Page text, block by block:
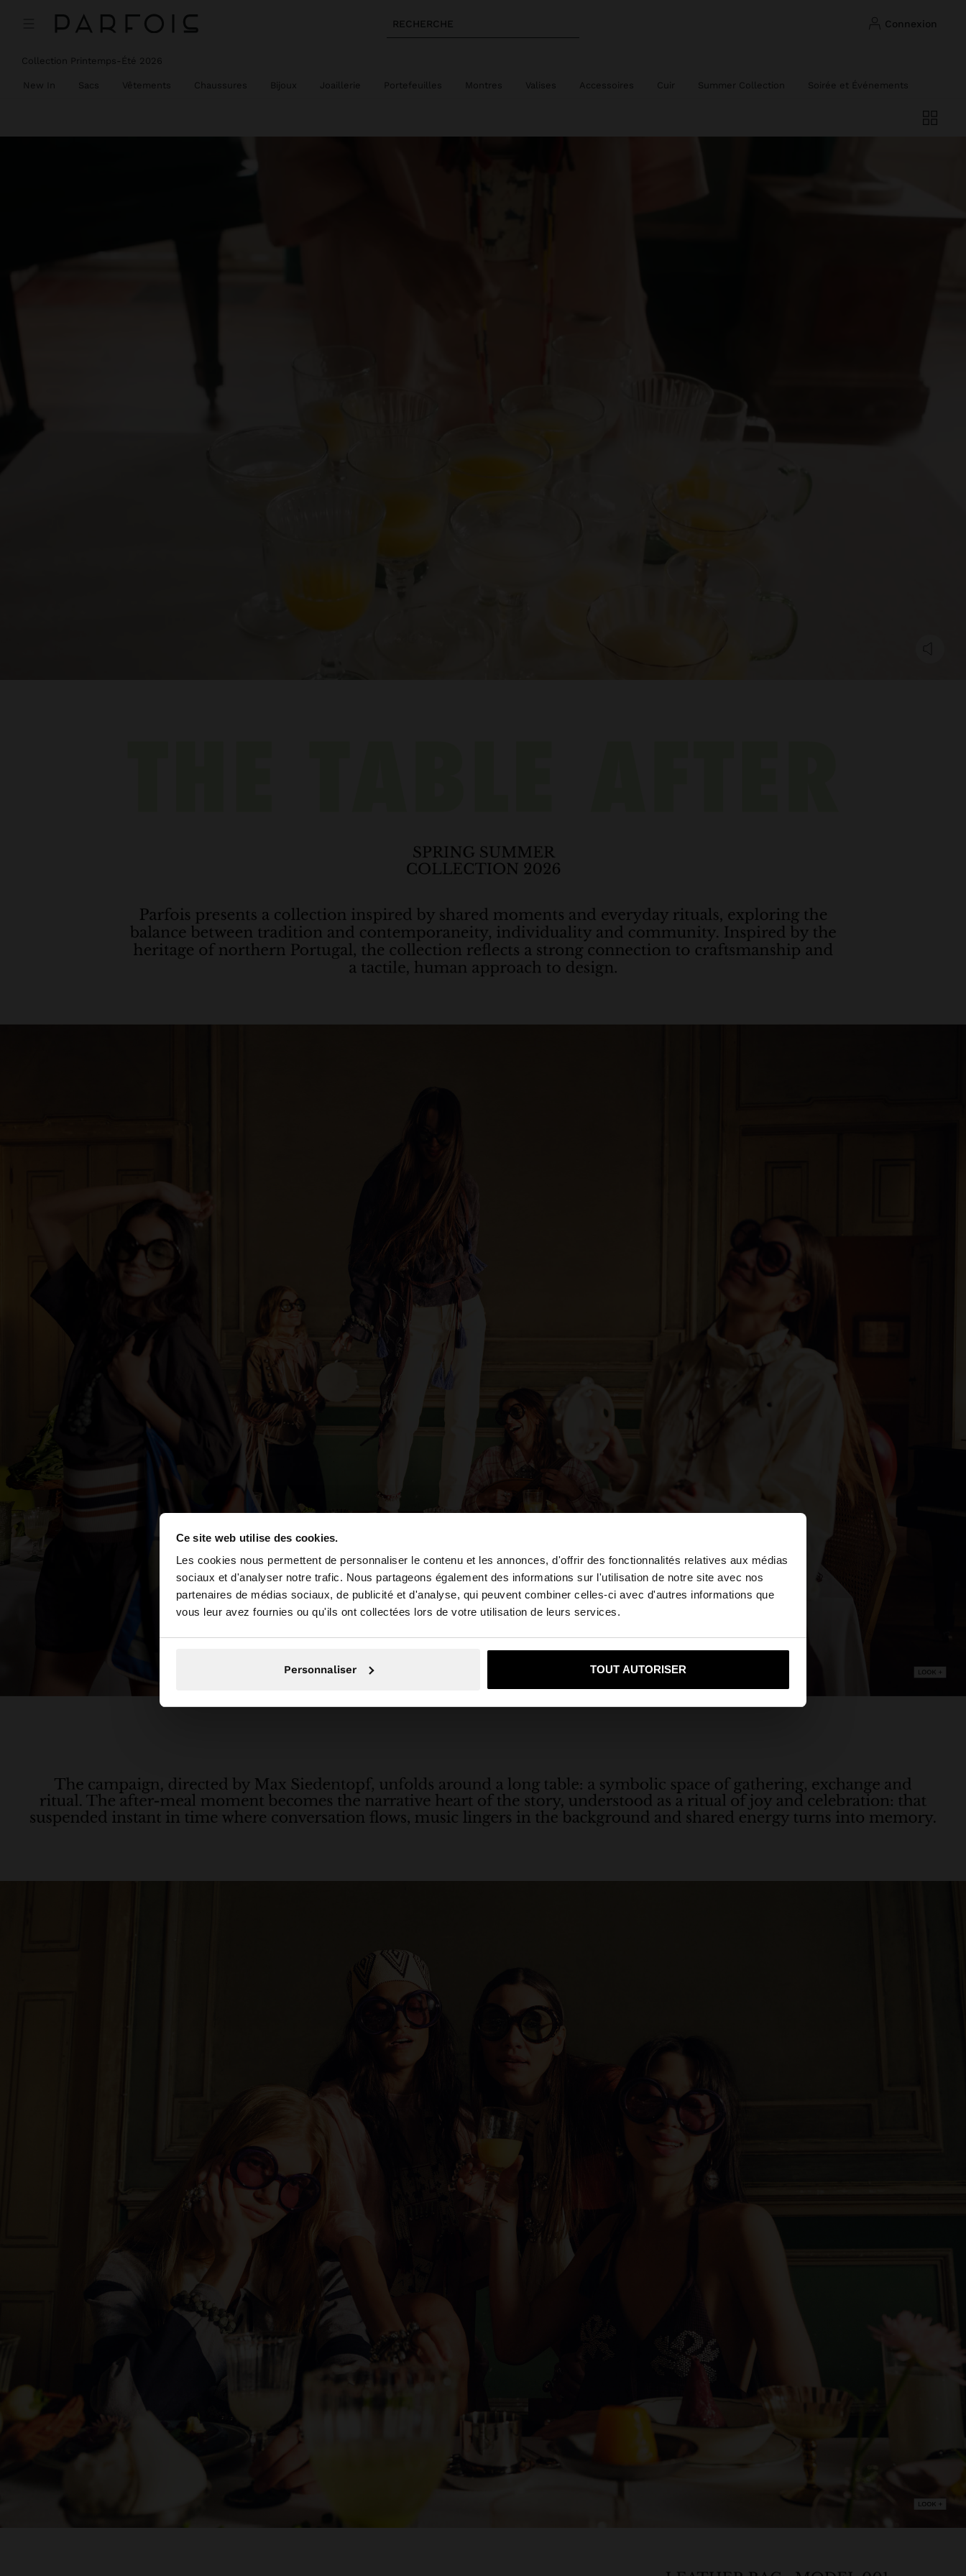
Ce site web utilise des cookies.
Les cookies nous permettent de personnaliser le contenu et les annonces, d'offrir des fonctionnalités relatives aux médias
sociaux et d'analyser notre trafic. Nous partageons également des informations sur l'utilisation de notre site avec nos
partenaires de médias sociaux, de publicité et d'analyse, qui peuvent combiner celles-ci avec d'autres informations que
vous leur avez fournies ou qu'ils ont collectées lors de votre utilisation de leurs services.
Personnaliser TOUT AUTORISER
RECHERCHE connexion
bonjour ×
Vous accédez au site depuis Egypt. Voulez-vous parcourir notre site au United States?
Non, je souhaite rester sur Egypt Oui, dirigez-moi vers United States
Collection Printemps-Été 2026
New In Sacs Vêtements Chaussures Bijoux Joaillerie Portefeuilles Montres Valises Accessoires Cuir Summer Collection Soirée et Événements